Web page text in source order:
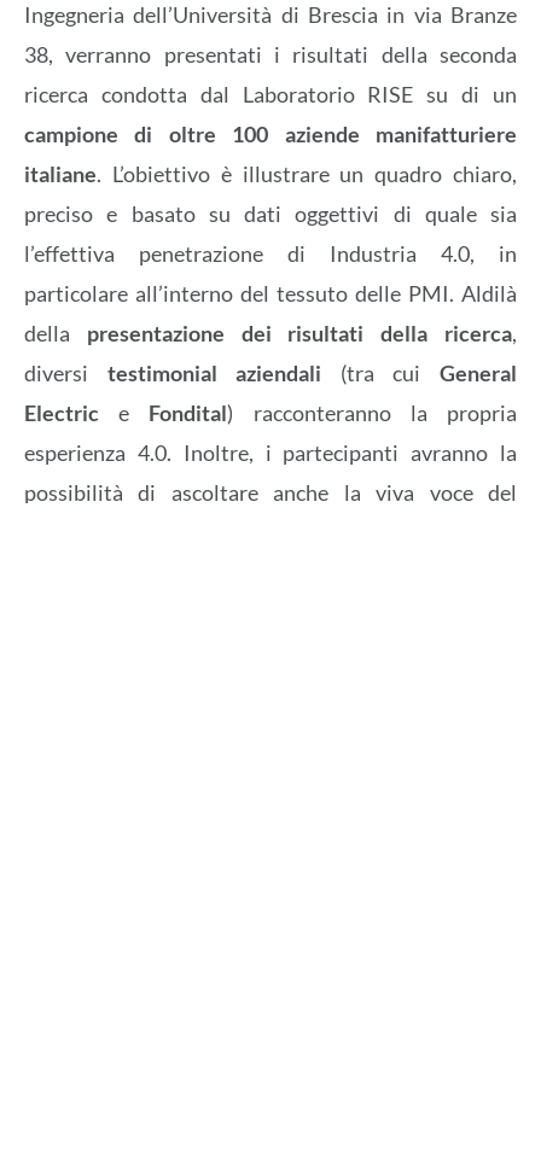
Ingegneria dell’Università di Brescia in via Branze
38, verranno presentati i risultati della seconda
ricerca condotta dal Laboratorio RISE su di un
campione di oltre 100 aziende manifatturiere
italiane. L’obiettivo è illustrare un quadro chiaro,
preciso e basato su dati oggettivi di quale sia
l’effettiva penetrazione di Industria 4.0, in
particolare all’interno del tessuto delle PMI. Aldilà
della presentazione dei risultati della ricerca,
diversi testimonial aziendali (tra cuiGeneral
Electric e Fondital) racconteranno la propria
esperienza 4.0. Inoltre, i partecipanti avranno la
possibilità di ascoltare anche la viva voce del